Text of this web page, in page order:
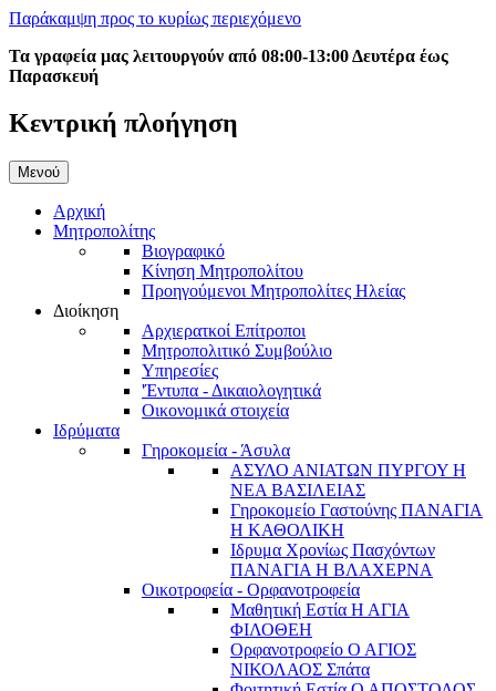
Παράκαμψη προς το κυρίως περιεχόμενο
Τα γραφεία μας λειτουργούν από 08:00-13:00 Δευτέρα έως
Παρασκευή
Κεντρική πλοήγηση
Μενού
Αρχική
Μητροπολίτης
Βιογραφικό
Κίνηση Μητροπολίτου
Προηγούμενοι Μητροπολίτες Ηλείας
Διοίκηση
Αρχιερατκοί Επίτροποι
Μητροπολιτικό Συμβούλιο
Υπηρεσίες
'Έντυπα - Δικαιολογητικά
Οικονομικά στοιχεία
Ιδρύματα
Γηροκομεία - Άσυλα
ΑΣΥΛΟ ΑΝΙΑΤΩΝ ΠΥΡΓΟΥ Η
ΝΕΑ ΒΑΣΙΛΕΙΑΣ
Γηροκομείο Γαστούνης ΠΑΝΑΓΙΑ
Η ΚΑΘΟΛΙΚΗ
Ιδρυμα Χρονίως Πασχόντων
ΠΑΝΑΓΙΑ Η ΒΛΑΧΕΡΝΑ
Οικοτροφεία - Ορφανοτροφεία
Μαθητική Εστία Η ΑΓΙΑ
ΦΙΛΟΘΕΗ
Ορφανοτροφείο Ο ΑΓΙΟΣ
ΝΙΚΟΛΑΟΣ Σπάτα